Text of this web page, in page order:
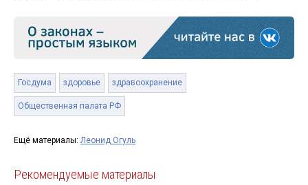
Госдума здоровье здравоохранение
Общественная палата РФ
Ещё материалы: Леонид Огуль
Рекомендуемые материалы